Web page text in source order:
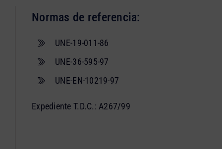
Normas de referencia:
UNE-19-011-86
UNE-36-595-97
UNE-EN-10219-97
Expediente T.D.C.: A267/99